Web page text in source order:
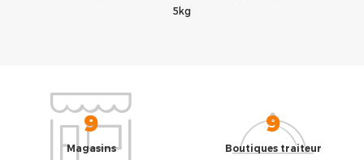
5kg
9
Magasins
9
Boutiques traiteur